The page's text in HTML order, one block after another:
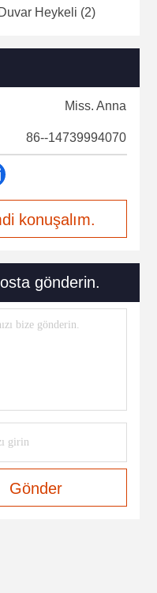
Heykeli (2)
Miss. Anna
86--14739994070
konuşalım.
gönderin.
Gönder